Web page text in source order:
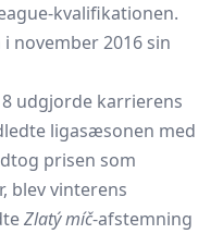
kvalifikationen.
november 2016 sin
udgjorde karrierens
ligasæsonen med
prisen som
blev vinterens
Zlatý míč-afstemning